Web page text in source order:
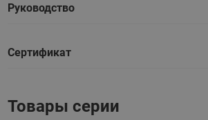
Руководство
Сертификат
Товары серии